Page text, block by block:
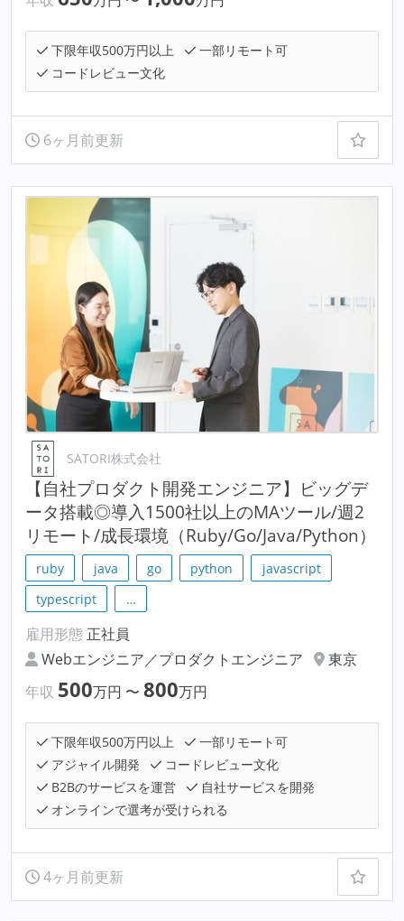
下限年収500万円以上
一部リモート可
コードレビュー文化
6ヶ月前更新
SATORI株式会社
【自社プロダクト開発エンジニア】ビッグデ
ータ搭載◎導入1500社以上のMAツール/週2
リモート/成長環境（Ruby/Go/Java/Python）
ruby java go python
javascript
typescript
…
雇用形態 正社員
Webエンジニア／プロダクトエンジニア
東京
年収 500万円 〜 800万円
下限年収500万円以上
一部リモート可
アジャイル開発
コードレビュー文化
B2Bのサービスを運営
自社サービスを開発
オンラインで選考が受けられる
4ヶ月前更新